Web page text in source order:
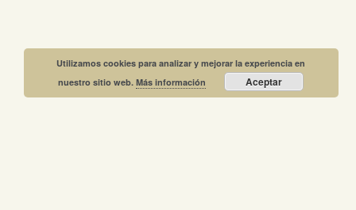
Utilizamos cookies para analizar y mejorar la experiencia en
nuestro sitio web.Más información Aceptar